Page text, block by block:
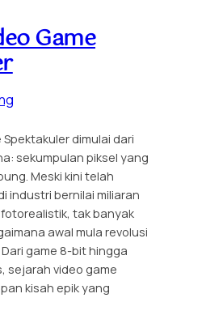
Game
dimulai dari
sekumpulan piksel yang
Meski kini telah
industri bernilai miliaran
tak banyak
awal mula revolusi
game 8-bit hingga
sejarah video game
kisah epik yang